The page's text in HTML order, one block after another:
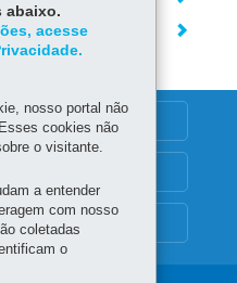
abaixo.
acesse
nosso portal não
cookies não
o visitante.
a entender
com nosso
coletadas
o